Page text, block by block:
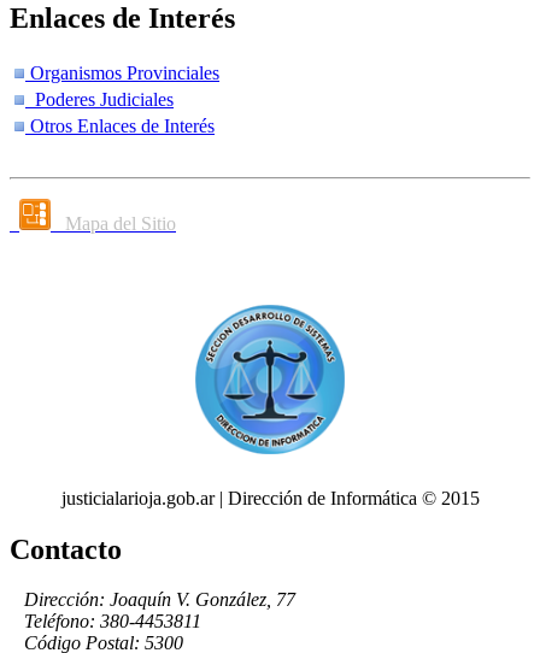
Enlaces de Interés
Organismos Provinciales
Poderes Judiciales
Otros Enlaces de Interés
Mapa del Sitio
justicialarioja.gob.ar | Dirección de Informática © 2015
Contacto
Dirección: Joaquín V. González, 77
Teléfono: 380-4453811
Código Postal: 5300